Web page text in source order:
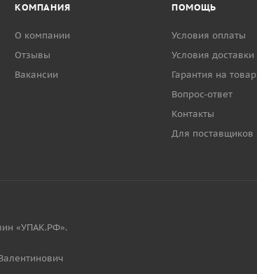
КОМПАНИЯ
О компании
Отзывы
Вакансии
ПОМОЩЬ
Условия оплаты
Условия доставки
Гарантия на товар
Вопрос-ответ
Контакты
Для поставщиков
«УПАК.РФ».